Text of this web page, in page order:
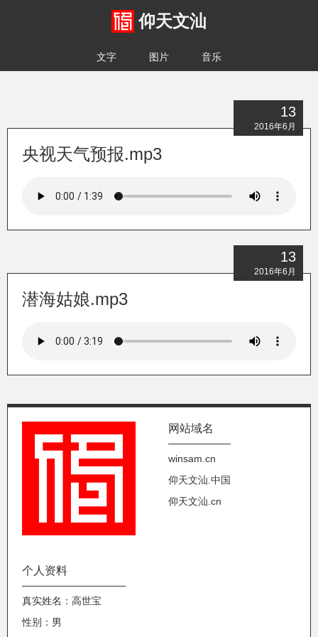
仰天文汕
文字 图片 音乐
13
2016年6月
央视天气预报.mp3
13
2016年6月
潜海姑娘.mp3
网站域名
winsam.cn
仰天文汕.中国
仰天文汕.cn
个人资料
真实姓名：高世宝
性别：男